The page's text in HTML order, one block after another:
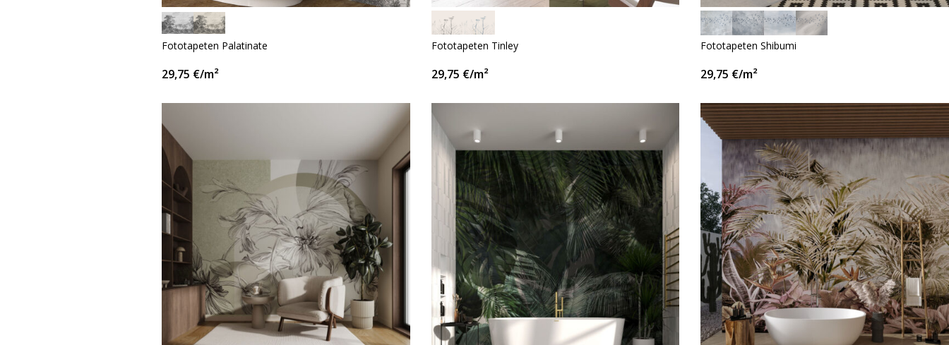
Fototapeten Palatinate
29,75 €/m²
Fototapeten Tinley
29,75 €/m²
Fototapeten Shibumi
29,75 €/m²